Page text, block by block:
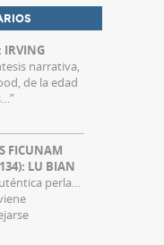
IRVING
narrativa,
de la edad
”
FICUNAM
LU BIAN
perla…